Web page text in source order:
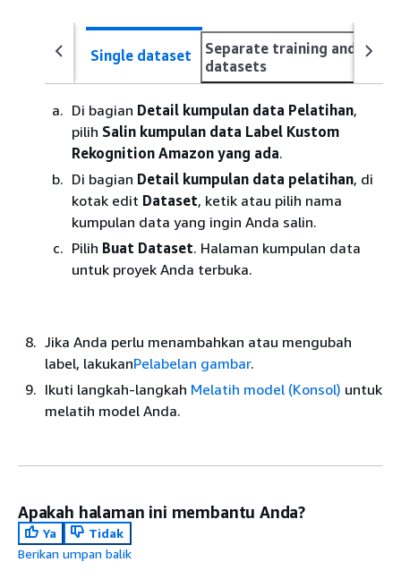
Single dataset
Separate training and test
datasets
Di bagian Detail kumpulan data Pelatihan,
pilih Salin kumpulan data Label Kustom
Rekognition Amazon yang ada.
Di bagian Detail kumpulan data pelatihan, di
kotak edit Dataset, ketik atau pilih nama
kumpulan data yang ingin Anda salin.
Pilih Buat Dataset. Halaman kumpulan data
untuk proyek Anda terbuka.
Jika Anda perlu menambahkan atau mengubah
label, lakukanPelabelan gambar.
Ikuti langkah-langkah Melatih model (Konsol) untuk
melatih model Anda.
Apakah halaman ini membantu Anda?
Ya
Tidak
Berikan umpan balik